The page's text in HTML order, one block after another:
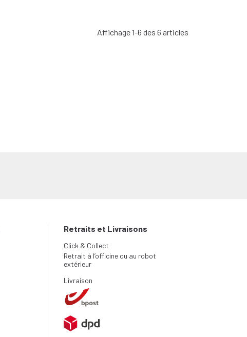
Affichage 1-6 des 6 articles
Retraits et Livraisons
Click & Collect
Retrait à l’officine ou au robot
extérieur
Livraison